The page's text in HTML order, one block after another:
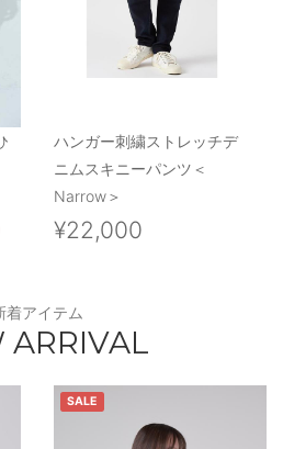
ハンガー刺繍ストレッチデ
ニムスキニーパンツ＜
Narrow＞
¥22,000
着アイテム
ARRIVAL
SALE